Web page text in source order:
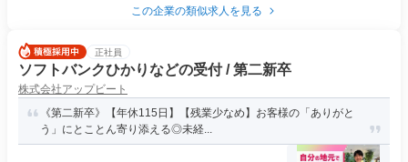
この企業の類似求人を見る
正社員
ソフトバンクひかりなどの受付 / 第二新卒
株式会社アップビート
《第二新卒》【年休115日】【残業少なめ】お客様の「ありがと
う」にとことん寄り添える◎未経...